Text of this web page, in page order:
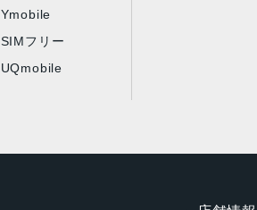
Ymobile
SIMフリー
UQmobile